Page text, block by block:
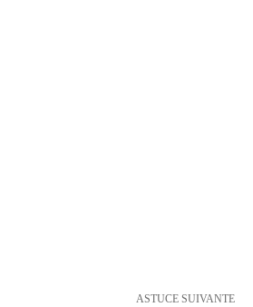
ASTUCE SUIVANTE